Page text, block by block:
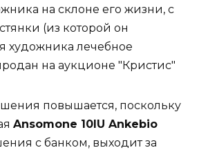
на склоне его жизни, с
(из которой он
художника лечебное
на аукционе "Кристис"
повышается, поскольку
Ansomone 10IU Ankebio
с банком, выходит за